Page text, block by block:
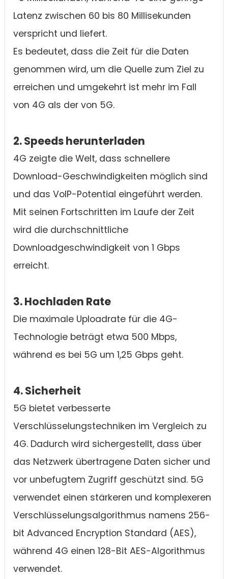
Latenz zwischen 60 bis 80 Millisekunden
verspricht und liefert.
Es bedeutet, dass die Zeit für die Daten
genommen wird, um die Quelle zum Ziel zu
erreichen und umgekehrt ist mehr im Fall
von 4G als der von 5G.
2. Speeds herunterladen
4G zeigte die Welt, dass schnellere
Download-Geschwindigkeiten möglich sind
und das VoIP-Potential eingeführt werden.
Mit seinen Fortschritten im Laufe der Zeit
wird die durchschnittliche
Downloadgeschwindigkeit von 1 Gbps
erreicht.
3. Hochladen Rate
Die maximale Uploadrate für die 4G-
Technologie beträgt etwa 500 Mbps,
während es bei 5G um 1,25 Gbps geht.
4. Sicherheit
5G bietet verbesserte
Verschlüsselungstechniken im Vergleich zu
4G. Dadurch wird sichergestellt, dass über
das Netzwerk übertragene Daten sicher und
vor unbefugtem Zugriff geschützt sind. 5G
verwendet einen stärkeren und komplexeren
Verschlüsselungsalgorithmus namens 256-
bit Advanced Encryption Standard (AES),
während 4G einen 128-Bit AES-Algorithmus
verwendet.